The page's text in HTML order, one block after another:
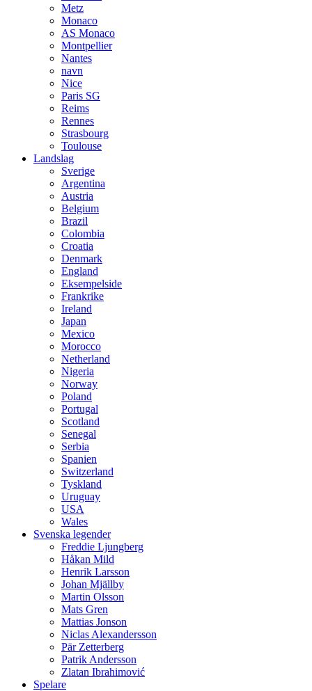
Metz
Monaco
AS Monaco
Montpellier
Nantes
navn
Nice
Paris SG
Reims
Rennes
Strasbourg
Toulouse
Landslag
Sverige
Argentina
Austria
Belgium
Brazil
Colombia
Croatia
Denmark
England
Eksempelside
Frankrike
Ireland
Japan
Mexico
Morocco
Netherland
Nigeria
Norway
Poland
Portugal
Scotland
Senegal
Serbia
Spanien
Switzerland
Tyskland
Uruguay
USA
Wales
Svenska legender
Freddie Ljungberg
Håkan Mild
Henrik Larsson
Johan Mjällby
Martin Olsson
Mats Gren
Mattias Jonson
Niclas Alexandersson
Pär Zetterberg
Patrik Andersson
Zlatan Ibrahimović
Spelare